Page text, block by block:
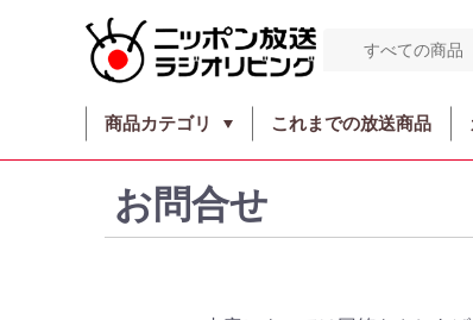
商品カテゴリ これまでの放送商品
お問合せ